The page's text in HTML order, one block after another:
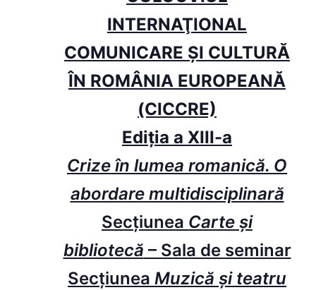
INTERNAŢIONAL
COMUNICARE ŞI CULTURĂ
ÎN ROMÂNIA EUROPEANĂ
(CICCRE)
Ediţia a XIII-a
Crize în lumea romanică. O
abordare multidisciplinară
Secțiunea Carte și
bibliotecă – Sala de seminar
Secțiunea Muzică și teatru